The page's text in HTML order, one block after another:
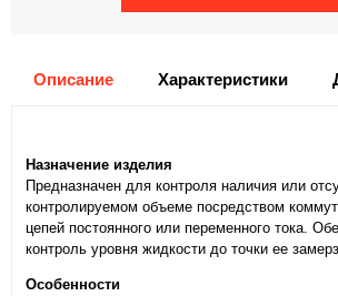
Описание Характеристики
Назначение изделия
Предназначен для контроля наличия или
контролируемом объеме посредством
цепей постоянного или переменного тока.
контроль уровня жидкости до точки ее
Особенности